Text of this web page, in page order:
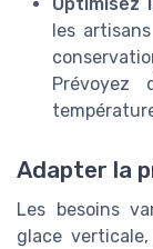
les
Prévoyez
Adapter la
Les besoins
glace